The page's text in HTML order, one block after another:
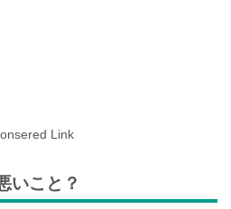
Link
いこと？